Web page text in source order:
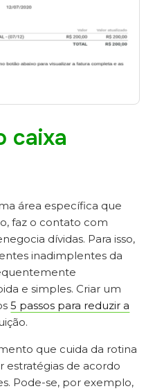
caixa
área específica que
faz o contato com
dívidas. Para isso,
inadimplentes da
e simples. Criar um
5 passos para reduzir a
que cuida da rotina
estratégias de acordo
Pode-se, por exemplo,